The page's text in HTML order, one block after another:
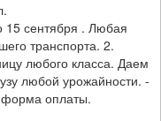
сентября . Любая
транспорта. 2.
любого класса. Даем
любой урожайности. -
оплаты.